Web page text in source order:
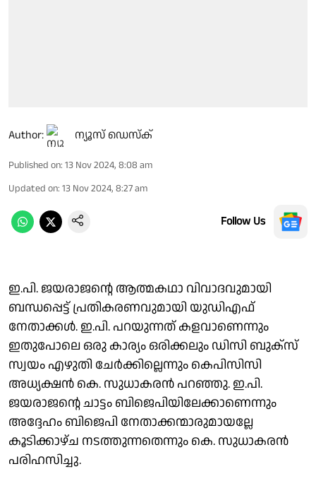
Author: ന്യൂസ് ഡെസ്ക്
Published on: 13 Nov 2024, 8:08 am
Updated on: 13 Nov 2024, 8:27 am
Follow Us
ഇ.പി. ജയരാജന്റെ ആത്മകഥാ വിവാദവുമായി
ബന്ധപ്പെട്ട് പ്രതികരണവുമായി യുഡിഎഫ്
നേതാക്കള്‍. ഇ.പി. പറയുന്നത് കളവാണെന്നും
ഇതുപോലെ ഒരു കാര്യം ഒരിക്കലും ഡിസി ബുക്‌സ്
സ്വയം എഴുതി ചേര്‍ക്കില്ലെന്നും കെപിസിസി
അധ്യക്ഷന്‍ കെ. സുധാകരന്‍ പറഞ്ഞു. ഇ.പി.
ജയരാജന്റെ ചാട്ടം ബിജെപിയിലേക്കാണെന്നും
അദ്ദേഹം ബിജെപി നേതാക്കന്മാരുമായല്ലേ
കൂടിക്കാഴ്ച നടത്തുന്നതെന്നും കെ. സുധാകരന്‍
പരിഹസിച്ചു.